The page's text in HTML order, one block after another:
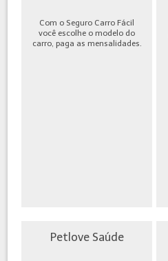
Com o Seguro Carro Fácil
você escolhe o modelo do
carro, paga as mensalidades.
Petlove Saúde